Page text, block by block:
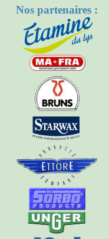
Nos partenaires :